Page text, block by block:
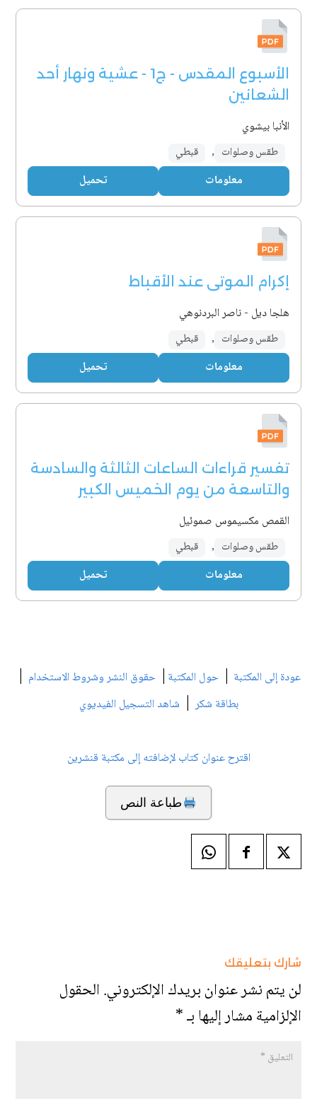
الأسبوع المقدس - ج1 - عشية ونهار أحد
الشعانين
الأنبا بيشوي
طقس وصلوات , قبطي
معلومات تحميل
إكرام الموتى عند الأقباط
هلجا ديل - ناصر البردنوهي
طقس وصلوات , قبطي
معلومات تحميل
تفسير قراءات الساعات الثالثة والسادسة
والتاسعة من يوم الخميس الكبير
القمص مكسيموس صموئيل
طقس وصلوات , قبطي
معلومات تحميل
عودة إلى المكتبة | حول المكتبة | حقوق النشر وشروط الاستخدام |
بطاقة شكر| شاهد التسجيل الفيديوي
اقترح عنوان كتاب لإضافته إلى مكتبة قنشرين
طباعة النص
شارك بتعليقك
لن يتم نشر عنوان بريدك الإلكتروني.الحقول
الإلزامية مشار إليها بـ*